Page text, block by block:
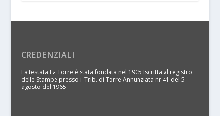
CREDENZIALI
La testata La Torre è stata fondata nel 1905 Iscritta al registro
delle Stampe presso il Trib. di Torre Annunziata nr 41 del 5
agosto del 1965